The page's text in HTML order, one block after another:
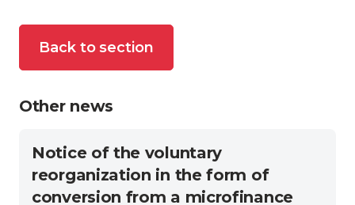
Back to section
Other news
Notice of the voluntary
reorganization in the form of
conversion from a microfinance